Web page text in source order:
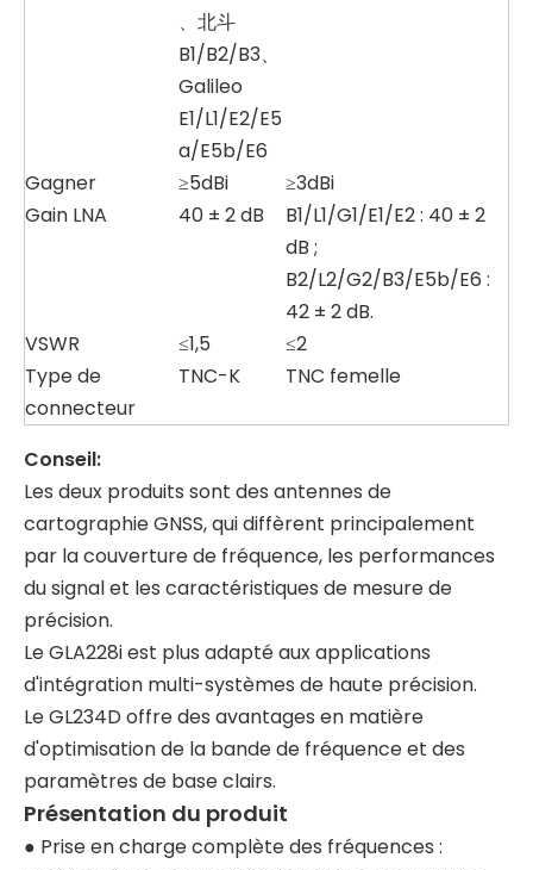
、北斗
B1/B2/B3、
Galileo
E1/L1/E2/E5
a/E5b/E6
Gagner
≥5dBi
≥3dBi
Gain LNA
40 ± 2 dB
B1/L1/G1/E1/E2 : 40 ± 2
dB ;
B2/L2/G2/B3/E5b/E6 :
42 ± 2 dB.
VSWR
≤1,5
≤2
Type de
connecteur
TNC-K TNC femelle
Conseil:
Les deux produits sont des antennes de
cartographie GNSS, qui diffèrent principalement
par la couverture de fréquence, les performances
du signal et les caractéristiques de mesure de
précision.
Le GLA228i est plus adapté aux applications
d'intégration multi-systèmes de haute précision.
Le GL234D offre des avantages en matière
d'optimisation de la bande de fréquence et des
paramètres de base clairs.
Présentation du produit
● Prise en charge complète des fréquences :